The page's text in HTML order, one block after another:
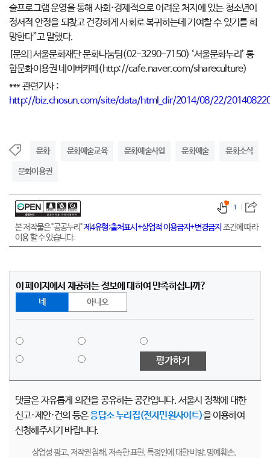
술프로그램 운영을 통해 사회·경제적으로 어려운 처지에 있는 청소년이
정서적 안정을 되찾고 건강하게 사회로 복귀하는데 기여할 수 있기를 희
망한다”고 말했다.
[문의] 서울문화재단 문화나눔팀(02-3290-7150) ‘서울문화누리’ 통
합문화이용권 네이버카페(http://cafe.naver.com/shareculture)
*** 관련기사 :
http://biz.chosun.com/site/data/html_dir/2014/08/22/
문화 문화예술교육 문화예술사업 문화예술 문화소식
문화이용권
본 저작물은 "공공누리"제4유형:출처표시+상업적 이용금지+변경금지 조건에 따라
이용 할 수 있습니다.
1
이 페이지에서 제공하는 정보에 대하여 만족하십니까?
네 아니오
평가하기
댓글은 자유롭게 의견을 공유하는 공간입니다. 서울시 정책에 대한
신고·제안·건의 등은응답소 누리집(전자민원사이트)을 이용하여
신청해주시기 바랍니다.
상업성 광고, 저작권 침해, 저속한 표현, 특정인에 대한 비방, 명예훼손,